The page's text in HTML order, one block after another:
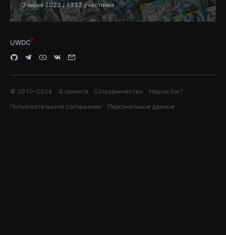
3 июня 2023 / 1332 участника
UWDC
© 2010–2026 О проекте Сотрудничество Нашли баг?
Пользовательское соглашение Персональные данные